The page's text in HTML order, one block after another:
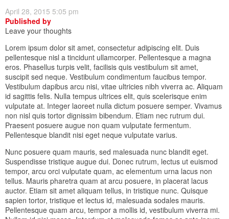
April 28, 2015 5:05 pm
Published by
Leave your thoughts
Lorem ipsum dolor sit amet, consectetur adipiscing elit. Duis
pellentesque nisl a tincidunt ullamcorper. Pellentesque a magna
eros. Phasellus turpis velit, facilisis quis vestibulum sit amet,
suscipit sed neque. Vestibulum condimentum faucibus tempor.
Vestibulum dapibus arcu nisi, vitae ultricies nibh viverra ac. Aliquam
id sagittis felis. Nulla tempus ultrices elit, quis scelerisque enim
vulputate at. Integer laoreet nulla dictum posuere semper. Vivamus
non nisl quis tortor dignissim bibendum. Etiam nec rutrum dui.
Praesent posuere augue non quam vulputate fermentum.
Pellentesque blandit nisi eget neque vulputate varius.
Nunc posuere quam mauris, sed malesuada nunc blandit eget.
Suspendisse tristique augue dui. Donec rutrum, lectus ut euismod
tempor, arcu orci vulputate quam, ac elementum urna lacus non
tellus. Mauris pharetra quam at arcu posuere, in placerat lacus
auctor. Etiam sit amet aliquam tellus, in tristique nunc. Quisque
sapien tortor, tristique et lectus id, malesuada sodales mauris.
Pellentesque quam arcu, tempor a mollis id, vestibulum viverra mi.